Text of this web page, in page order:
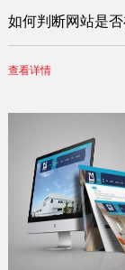
查看详情